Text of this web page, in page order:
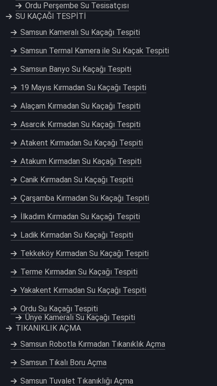
Ordu Perşembe Su Tesisatçısı
SU KAÇAĞI TESPİTİ
Samsun Kameralı Su Kaçağı Tespiti
Samsun Termal Kamera ile Su Kaçak Tespiti
Samsun Banyo Su Kaçağı Tespiti
19 Mayıs Kırmadan Su Kaçağı Tespiti
Alaçam Kırmadan Su Kaçağı Tespiti
Asarcık Kırmadan Su Kaçağı Tespiti
Atakent Kırmadan Su Kaçağı Tespiti
Atakum Kırmadan Su Kaçağı Tespiti
Canik Kırmadan Su Kaçağı Tespiti
Çarşamba Kırmadan Su Kaçağı Tespiti
İlkadım Kırmadan Su Kaçağı Tespiti
Ladik Kırmadan Su Kaçağı Tespiti
Tekkeköy Kırmadan Su Kaçağı Tespiti
Terme Kırmadan Su Kaçağı Tespiti
Yakakent Kırmadan Su Kaçağı Tespiti
Ordu Su Kaçağı Tespiti
Ünye Kameralı Su Kaçağı Tespiti
TIKANIKLIK AÇMA
Samsun Robotla Kırmadan Tıkanıklık Açma
Samsun Tıkalı Boru Açma
Samsun Tuvalet Tıkanıklığı Açma